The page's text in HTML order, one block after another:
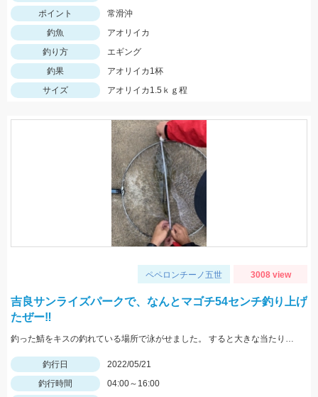
ポイント
常滑沖
釣魚
アオリイカ
釣り方
エギング
釣果
アオリイカ1杯
サイズ
アオリイカ1.5ｋｇ程
ペペロンチーノ五世 3008 view
吉良サンライズパークで、なんとマゴチ54センチ釣り上げ
たぜー‼️
釣った鯖をキスの釣れている場所で泳がせました。 すると大きな当たりがーそれから頑張って釣り上げました。
釣行日
2022/05/21
釣行時間
04:00～16:00